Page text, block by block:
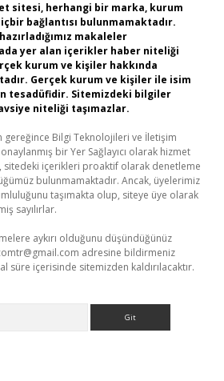
sitesi, herhangi bir marka, kurum
bağlantısı bulunmamaktadır.
makaleler
yer alan içerikler haber niteliği
kurum ve kişiler hakkında
Gerçek kurum ve kişiler ile isim
tesadüfidir. Sitemizdeki bilgiler
niteliği taşımazlar.
gereğince Bilgi Teknolojileri ve İletişim
bir Yer Sağlayıcı olarak hizmet
sitedeki içerikleri proaktif olarak denetleme
bulunmamaktadır. Ancak, üyelerimiz
taşımakta olup, siteye üye olarak
sayılırlar.
aykırı olduğunu düşündüğünüz
adresine bildirmeniz
süre içerisinde sitemizden kaldırılacaktır.